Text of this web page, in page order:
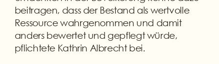
beitragen, dass der Bestand als wertvolle
Ressource wahrgenommen und damit
anders bewertet und gepflegt würde,
pflichtete Kathrin Albrecht bei.